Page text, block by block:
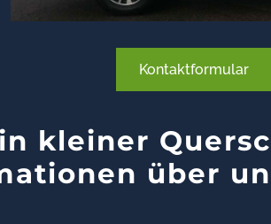
Kontaktformular
kleiner
über